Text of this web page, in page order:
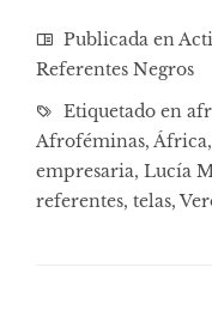
Publicada en
Referentes Negros
Etiquetado en
Afroféminas, África,
empresaria, Lucía
referentes, telas,